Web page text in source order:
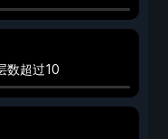
数超过10